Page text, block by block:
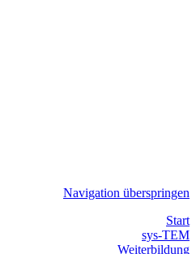
Navigation überspringen
Start
sys-TEM
Weiterbildung